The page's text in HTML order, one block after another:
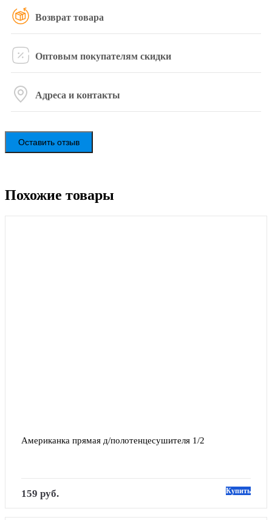
Возврат товара
Оптовым покупателям скидки
Адреса и контакты
Оставить отзыв
Похожие товары
Американка прямая д/полотенцесушителя 1/2
159 руб. Купить